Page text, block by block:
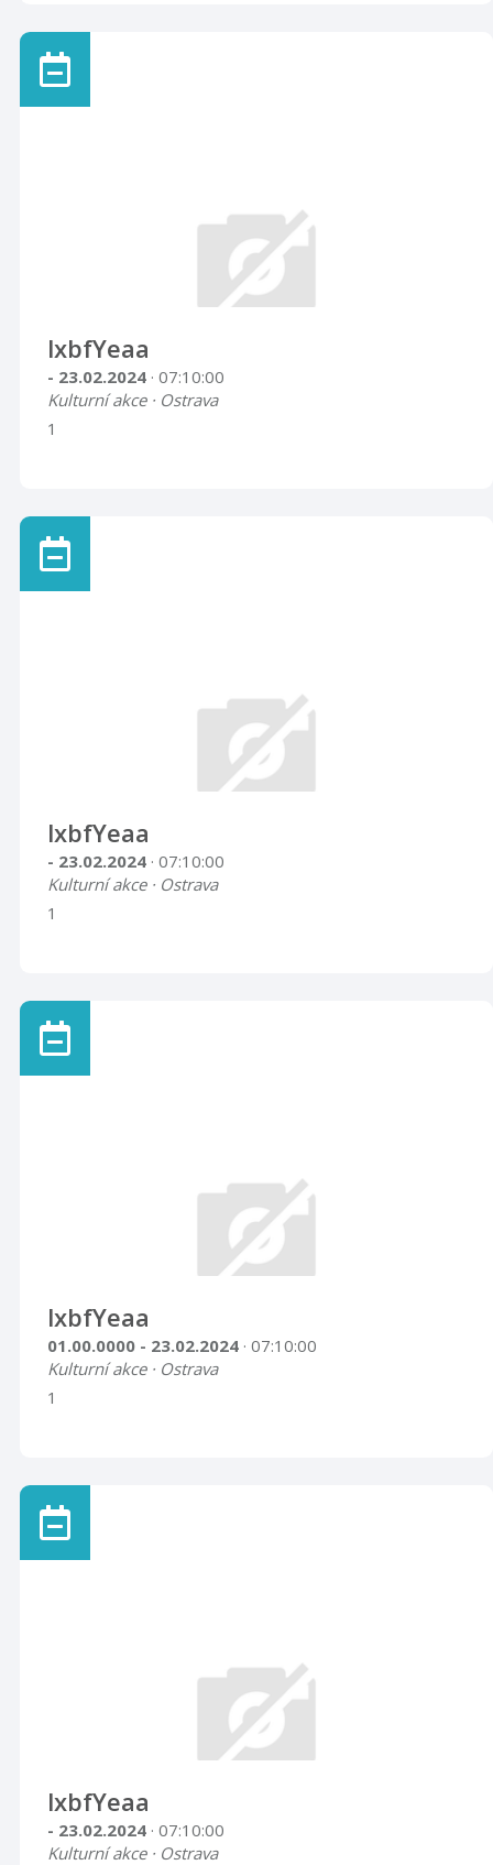
lxbfYeaa
- 23.02.2024 · 07:10:00
Kulturní akce · Ostrava
1
lxbfYeaa
- 23.02.2024 · 07:10:00
Kulturní akce · Ostrava
1
lxbfYeaa
01.00.0000 - 23.02.2024 · 07:10:00
Kulturní akce · Ostrava
1
lxbfYeaa
- 23.02.2024 · 07:10:00
Kulturní akce · Ostrava